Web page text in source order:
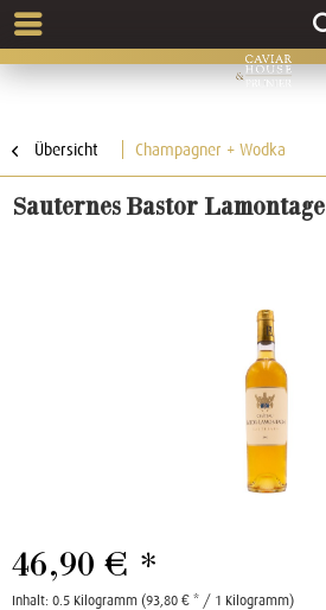
Übersicht Champagner + Wodka
Sauternes Bastor Lamontage
46,90 € *
Inhalt: 0.5 Kilogramm (93,80 € * / 1 Kilogramm)